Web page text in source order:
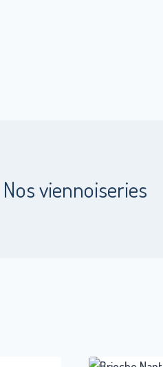
Nos viennoiseries